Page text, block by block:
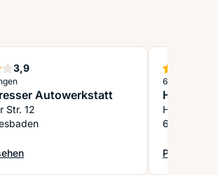
3,9Sterne
Autowerkstatt
Str. 12
Autowerkstatt
6
Heinz
65183
Profil
: Heinz